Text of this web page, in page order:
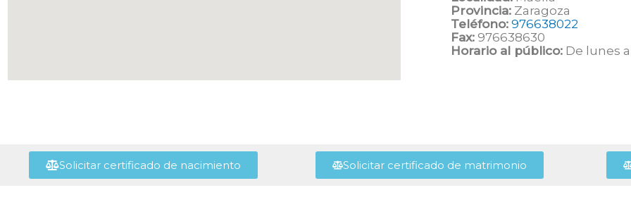
Provincia: Zaragoza
Teléfono: 976638022
Fax: 976638630
Horario al público: De lunes
Solicitar certificado de nacimiento Solicitar certificado de matrimonio